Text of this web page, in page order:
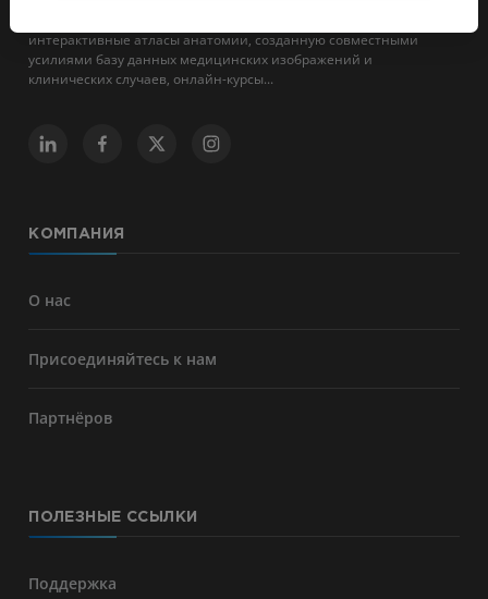
интерактивные атласы анатомии, созданную совместными
усилиями базу данных медицинских изображений и
клинических случаев, онлайн-курсы...
КОМПАНИЯ
О нас
Присоединяйтесь к нам
Партнёров
ПОЛЕЗНЫЕ ССЫЛКИ
Поддержка